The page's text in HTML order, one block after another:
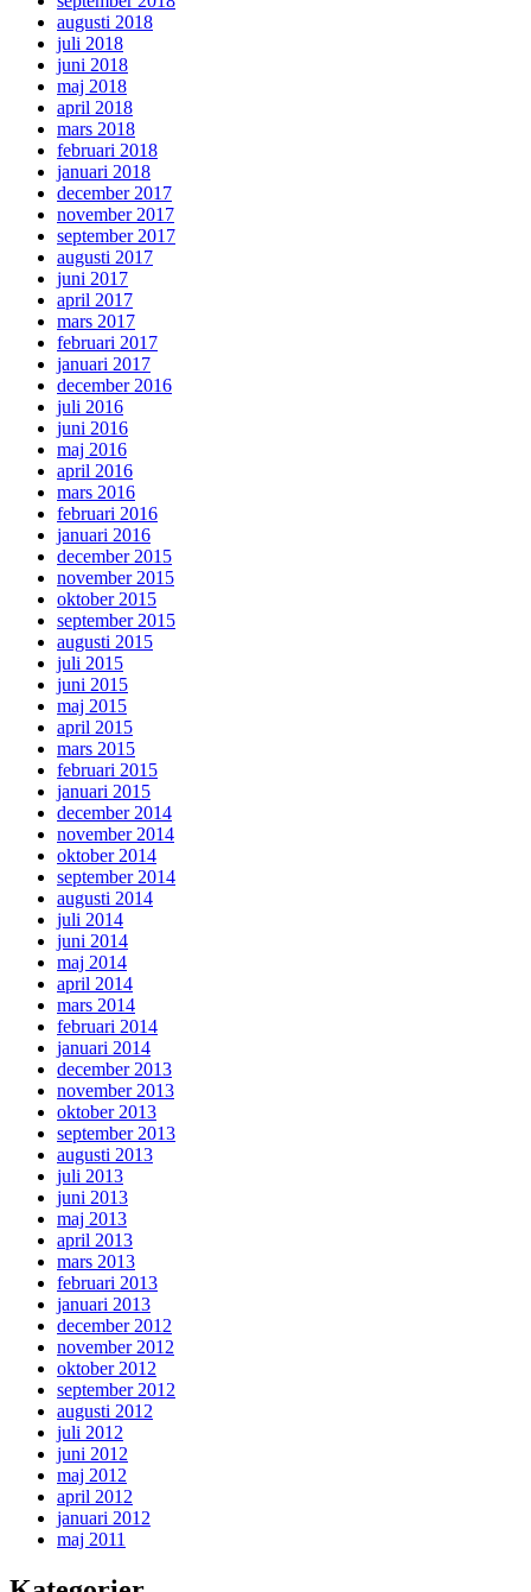
augusti 2018
juli 2018
juni 2018
maj 2018
april 2018
mars 2018
februari 2018
januari 2018
december 2017
november 2017
september 2017
augusti 2017
juni 2017
april 2017
mars 2017
februari 2017
januari 2017
december 2016
juli 2016
juni 2016
maj 2016
april 2016
mars 2016
februari 2016
januari 2016
december 2015
november 2015
oktober 2015
september 2015
augusti 2015
juli 2015
juni 2015
maj 2015
april 2015
mars 2015
februari 2015
januari 2015
december 2014
november 2014
oktober 2014
september 2014
augusti 2014
juli 2014
juni 2014
maj 2014
april 2014
mars 2014
februari 2014
januari 2014
december 2013
november 2013
oktober 2013
september 2013
augusti 2013
juli 2013
juni 2013
maj 2013
april 2013
mars 2013
februari 2013
januari 2013
december 2012
november 2012
oktober 2012
september 2012
augusti 2012
juli 2012
juni 2012
maj 2012
april 2012
januari 2012
maj 2011